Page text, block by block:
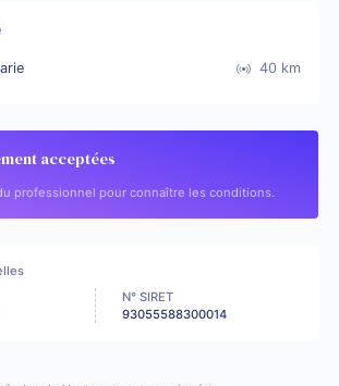
40 km
acceptées
professionnel pour connaître les conditions.
N° SIRET
93055588300014